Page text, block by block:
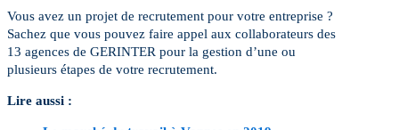
Vous avez un projet de recrutement pour votre entreprise ?
Sachez que vous pouvez faire appel aux collaborateurs des
13 agences de GERINTER pour la gestion d’une ou
plusieurs étapes de votre recrutement.
Lire aussi :